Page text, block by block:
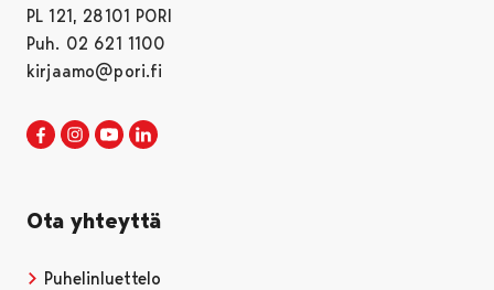
PL 121, 28101 PORI
Puh. 02 621 1100
kirjaamo@pori.fi
Porin kaupunki Facebookissa
Avautuu uudessa välilehdessä
Porin kaupunki Instagramissa
Avautuu uudessa välilehdessä
Porin kaupunki Youtubessa
Avautuu uudessa välilehdessä
Ota yhteyttä
Puhelinluettelo